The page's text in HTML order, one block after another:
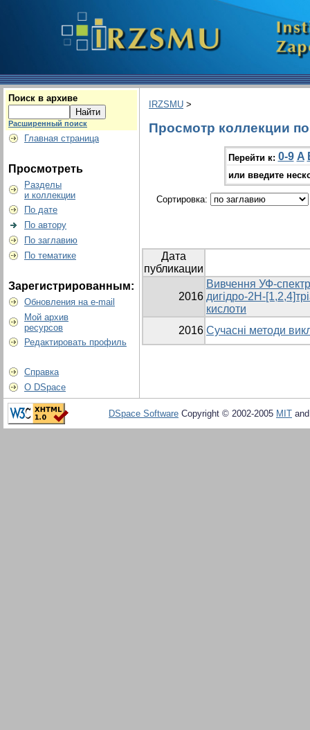
Поиск в архиве
Расширенный поиск
Главная страница
Просмотреть
Разделы
и коллекции
По дате
По автору
По заглавию
По тематике
Зарегистрированным:
Обновления на e-mail
Мой архив
ресурсов
Редактировать профиль
Справка
О DSpace
IRZSMU >
Просмотр коллекции
Перейти к: 0-9 A
или введите
Сортировка:
Дата
публикации
2016
Вивчення УФ-
дигідро-2Н-
кислоти
2016 Сучасні методи
DSpace Software Copyright © 2002-2005 MIT